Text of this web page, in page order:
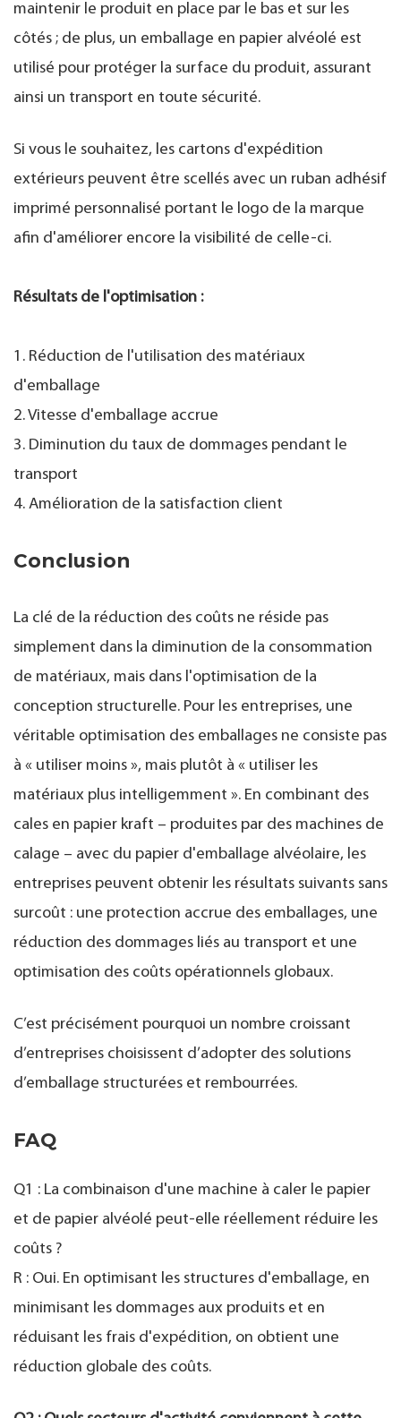
maintenir le produit en place par le bas et sur les
côtés ; de plus, un emballage en papier alvéolé est
utilisé pour protéger la surface du produit, assurant
ainsi un transport en toute sécurité.
Si vous le souhaitez, les cartons d'expédition
extérieurs peuvent être scellés avec un ruban adhésif
imprimé personnalisé portant le logo de la marque
afin d'améliorer encore la visibilité de celle-ci.
Résultats de l'optimisation :
1. Réduction de l'utilisation des matériaux
d'emballage
2. Vitesse d'emballage accrue
3. Diminution du taux de dommages pendant le
transport
4. Amélioration de la satisfaction client
Conclusion
La clé de la réduction des coûts ne réside pas
simplement dans la diminution de la consommation
de matériaux, mais dans l'optimisation de la
conception structurelle. Pour les entreprises, une
véritable optimisation des emballages ne consiste pas
à « utiliser moins », mais plutôt à « utiliser les
matériaux plus intelligemment ». En combinant des
cales en papier kraft – produites par des machines de
calage – avec du papier d'emballage alvéolaire, les
entreprises peuvent obtenir les résultats suivants sans
surcoût : une protection accrue des emballages, une
réduction des dommages liés au transport et une
optimisation des coûts opérationnels globaux.
C’est précisément pourquoi un nombre croissant
d’entreprises choisissent d’adopter des solutions
d’emballage structurées et rembourrées.
FAQ
Q1 : La combinaison d'une machine à caler le papier
et de papier alvéolé peut-elle réellement réduire les
coûts ?
R : Oui. En optimisant les structures d'emballage, en
minimisant les dommages aux produits et en
réduisant les frais d'expédition, on obtient une
réduction globale des coûts.